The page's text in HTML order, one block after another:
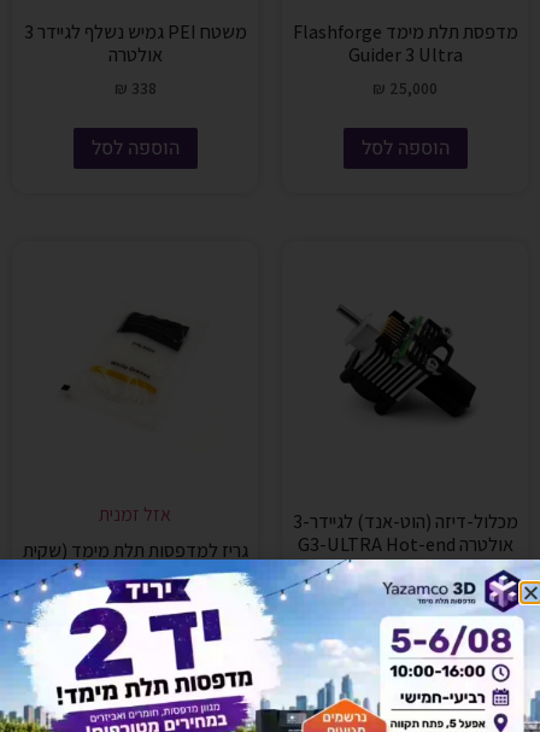
מדפסת תלת מימד Flashforge
Guider 3 Ultra
₪ 25,000
הוספה לסל
משטח PEI גמיש נשלף לגיידר 3
אולטרה
₪ 338
הוספה לסל
מכלול-דיזה (הוט-אנד) לגיידר-3
אולטרה G3-ULTRA Hot-end
Nozzle assembly
₪490
הוספה לסל
אזל זמנית
גריז למדפסות תלת מימד (שקית
3גר')
₪8
מידע נוסף